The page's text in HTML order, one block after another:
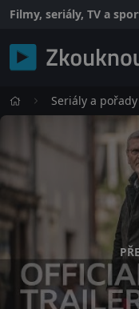
Filmy, seriály, TV a
Seriály a pořady